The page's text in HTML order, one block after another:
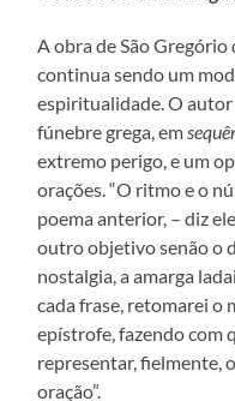
A obra de São Gregório
continua sendo um
espiritualidade. O
fúnebre grega, em
extremo perigo, e um
orações. “O ritmo e o
poema anterior, – diz
outro objetivo senão o
nostalgia, a amarga
cada frase, retomarei o
epístrofe, fazendo com
representar, fielmente,
oração”.